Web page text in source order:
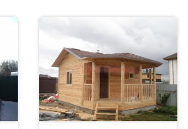
7х8 7х10 8х8
8х9 большие
небольшие